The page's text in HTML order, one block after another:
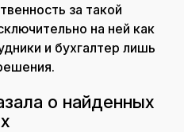
за такой
на ней как
и бухгалтер лишь
о найденных